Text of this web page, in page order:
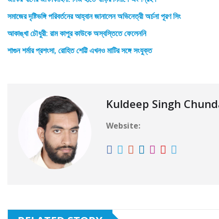
সমাজের দৃষ্টিভঙ্গি পরিবর্তনের আহ্বান জানালেন অভিনেত্রী অর্চনা পূরণ সিং
আকাঙ্খা চৌধুরী: রাম কাপুর কাউকে অস্বস্তিতে ফেলেননি
শাগুন শর্মার প্রশংসা, রোহিত শেট্টি এখনও মাটির সঙ্গে সংযুক্ত
Kuldeep Singh
Website: